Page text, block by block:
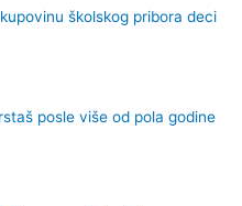
školskog pribora deci
posle više od pola godine